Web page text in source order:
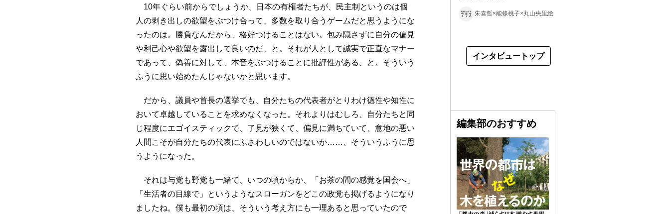
10年ぐらい前からでしょうか、日本の有権者たちが、民主制というのは個
人の剥き出しの欲望をぶつけ合って、多数を取り合うゲームだと思うようにな
ったのは。勝負なんだから、格好つけることはない。包み隠さずに自分の偏見
や利己心や欲望を露出して良いのだ、と。それが人として誠実で正直なマナー
であって、偽善に対して、本音をぶつけることに批評性がある、と。そういう
ふうに思い始めたんじゃないかと思います。
だから、議員や首長の選挙でも、自分たちの代表者がとりわけ徳性や知性に
おいて卓越していることを求めなくなった。それよりはむしろ、自分たちと同
じ程度にエゴイスティックで、了見が狭くて、偏見に満ちていて、意地の悪い
人間こそが自分たちの代表にふさわしいのではないか……、そういうふうに思
うようになった。
それは与党も野党も一緒で、いつの頃からか、「お茶の間の感覚を国会へ」
「生活者の目線で」というようなスローガンをどこの政党も掲げるようになり
ましたね。僕も最初の頃は、そういう考え方にも一理あると思っていたので
朱喜哲×能條桃子×丸山央里絵
インタビュートップ
編集部のおすすめ